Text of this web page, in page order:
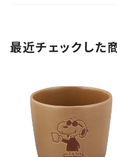
最近チェックした